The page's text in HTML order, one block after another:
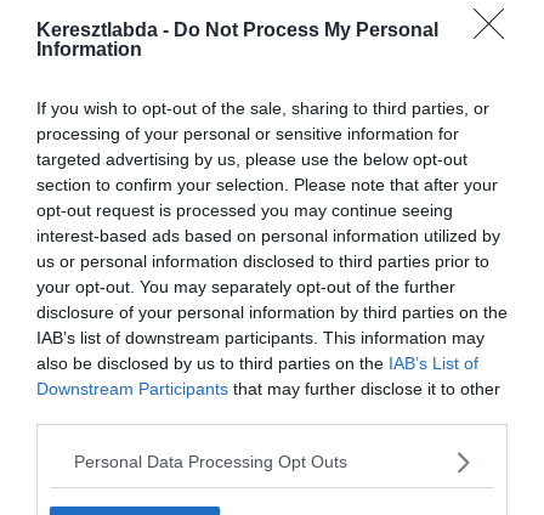
Keresztlabda - Do Not Process My Personal
Information
If you wish to opt-out of the sale, sharing to third parties, or
processing of your personal or sensitive information for
targeted advertising by us, please use the below opt-out
section to confirm your selection. Please note that after your
opt-out request is processed you may continue seeing
interest-based ads based on personal information utilized by
us or personal information disclosed to third parties prior to
your opt-out. You may separately opt-out of the further
disclosure of your personal information by third parties on the
IAB’s list of downstream participants. This information may
also be disclosed by us to third parties on the IAB’s List of
Downstream Participants that may further disclose it to other
Personal Data Processing Opt Outs
matekfeladatunkvan, amivel
karbantarthatod az agytekervényeidet, csak
nézz körül nálunk és továbbiérdekes napi
feladatokat találhatsz!
Hirdetés